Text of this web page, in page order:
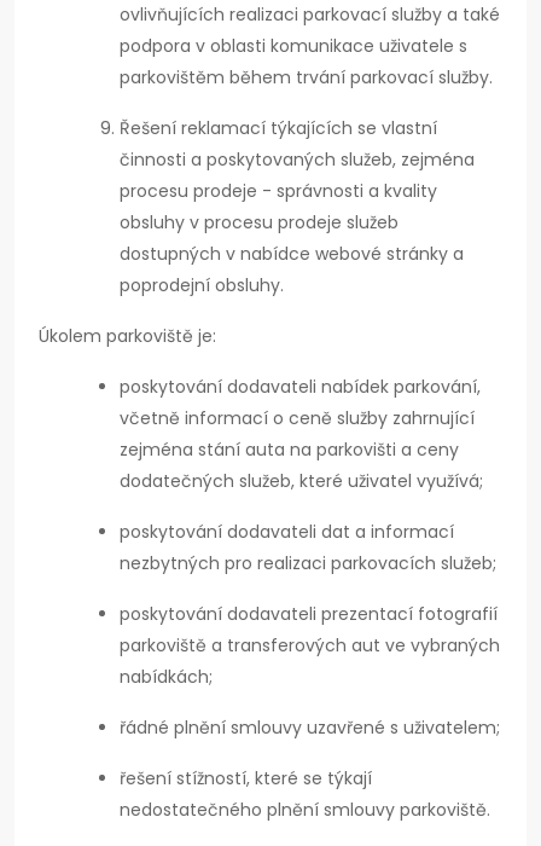
ovlivňujících realizaci parkovací služby a také
podpora v oblasti komunikace uživatele s
parkovištěm během trvání parkovací služby.
Řešení reklamací týkajících se vlastní
činnosti a poskytovaných služeb, zejména
procesu prodeje - správnosti a kvality
obsluhy v procesu prodeje služeb
dostupných v nabídce webové stránky a
poprodejní obsluhy.
Úkolem parkoviště je:
poskytování dodavateli nabídek parkování,
včetně informací o ceně služby zahrnující
zejména stání auta na parkovišti a ceny
dodatečných služeb, které uživatel využívá;
poskytování dodavateli dat a informací
nezbytných pro realizaci parkovacích služeb;
poskytování dodavateli prezentací fotografií
parkoviště a transferových aut ve vybraných
nabídkách;
řádné plnění smlouvy uzavřené s uživatelem;
řešení stížností, které se týkají
nedostatečného plnění smlouvy parkoviště.